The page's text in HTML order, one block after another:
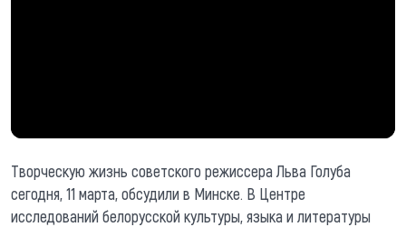
Творческую жизнь советского режиссера Льва Голуба
сегодня, 11 марта, обсудили в Минске. В Центре
исследований белорусской культуры, языка и литературы